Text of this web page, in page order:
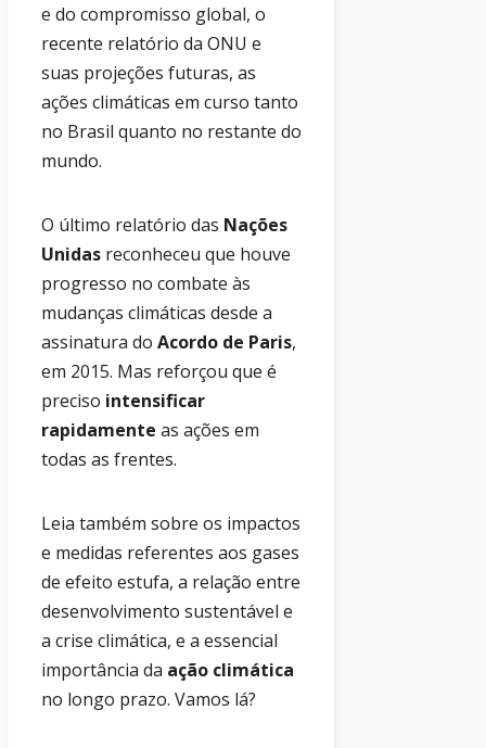
e do compromisso global, o
recente relatório da ONU e
suas projeções futuras, as
ações climáticas em curso tanto
no Brasil quanto no restante do
mundo.
O último relatório das Nações
Unidas reconheceu que houve
progresso no combate às
mudanças climáticas desde a
assinatura do Acordo de Paris,
em 2015. Mas reforçou que é
preciso intensificar
rapidamente as ações em
todas as frentes.
Leia também sobre os impactos
e medidas referentes aos gases
de efeito estufa, a relação entre
desenvolvimento sustentável e
a crise climática, e a essencial
importância da ação climática
no longo prazo. Vamos lá?